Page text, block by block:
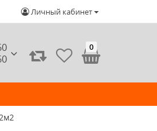
Личный кабинет
0